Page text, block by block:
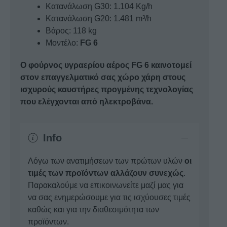
Κατανάλωση G30: 1.104 Kg/h
Κατανάλωση G20: 1.481 m³/h
Βάρος: 118 kg
Μοντέλο: FG 6
Ο φούρνος υγραερίου αέρος FG 6 καινοτομεί
στον επαγγελματικό σας χώρο χάρη στους
ισχυρούς καυστήρες προγμένης τεχνολογίας
που ελέγχονται από ηλεκτροβάνα.
Info
Λόγω των ανατιμήσεων των πρώτων υλών οι
τιμές των προϊόντων αλλάζουν συνεχώς.
Παρακαλούμε να επικοινωνείτε μαζί μας για
να σας ενημερώσουμε για τις ισχύουσες τιμές
καθώς και για την διαθεσιμότητα των
προϊόντων.